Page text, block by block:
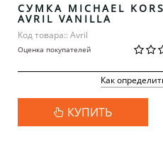
СУМКА MICHAEL KORS
AVRIL VANILLA
Код товара:: Avril
Оценка покупателей
Как
КУПИТЬ